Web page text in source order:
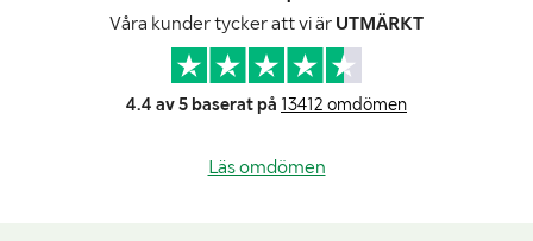
Våra kunder tycker att vi är UTMÄRKT
4.4 av 5 baserat på 13412 omdömen
Läs omdömen